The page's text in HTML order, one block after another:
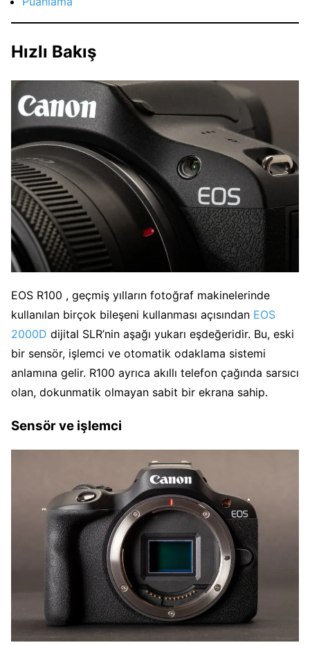
Hızlı Bakış
EOS R100 , geçmiş yılların fotoğraf makinelerinde
kullanılan birçok bileşeni kullanması açısından EOS
2000D dijital SLR’nin aşağı yukarı eşdeğeridir. Bu, eski
bir sensör, işlemci ve otomatik odaklama sistemi
anlamına gelir. R100 ayrıca akıllı telefon çağında sarsıcı
olan, dokunmatik olmayan sabit bir ekrana sahip.
Sensör ve işlemci